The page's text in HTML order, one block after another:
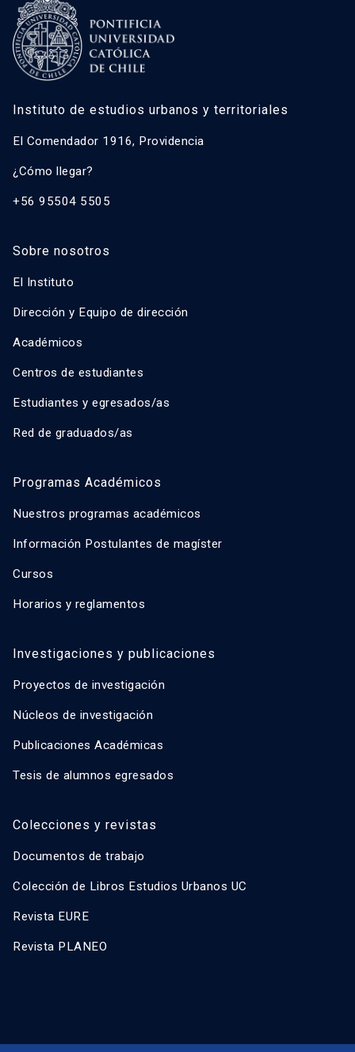
Instituto de estudios urbanos y territoriales
El Comendador 1916, Providencia
¿Cómo llegar?
+56 95504 5505
Sobre nosotros
El Instituto
Dirección y Equipo de dirección
Académicos
Centros de estudiantes
Estudiantes y egresados/as
Red de graduados/as
Programas Académicos
Nuestros programas académicos
Información Postulantes de magíster
Cursos
Horarios y reglamentos
Investigaciones y publicaciones
Proyectos de investigación
Núcleos de investigación
Publicaciones Académicas
Tesis de alumnos egresados
Colecciones y revistas
Documentos de trabajo
Colección de Libros Estudios Urbanos UC
Revista EURE
Revista PLANEO